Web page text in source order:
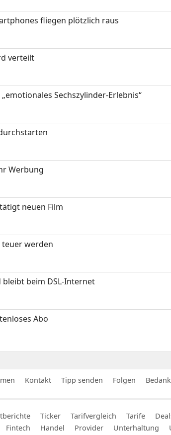
fliegen plötzlich raus
verteilt
Sechszylinder-Erlebnis“
Werbung
neuen Film
teuer werden
beim DSL-Internet
Abo
Kontakt Tipp senden Folgen
Ticker Tarifvergleich Tarife
Fintech Handel Provider Unterhaltung